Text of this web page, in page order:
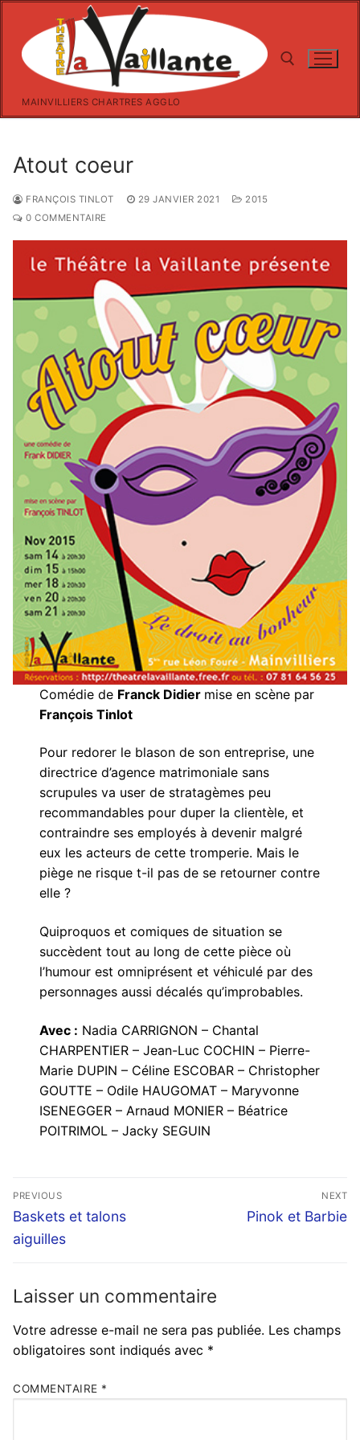
contenu
MAINVILLIERS CHARTRES AGGLO
Atout coeur
FRANÇOIS TINLOT 29 JANVIER 2021
2015
0 COMMENTAIRE
Comédie de Franck Didier mise en scène par
François Tinlot
Pour redorer le blason de son entreprise, une
directrice d’agence matrimoniale sans
scrupules va user de stratagèmes peu
recommandables pour duper la clientèle, et
contraindre ses employés à devenir malgré
eux les acteurs de cette tromperie. Mais le
piège ne risque t-il pas de se retourner contre
elle ?
Quiproquos et comiques de situation se
succèdent tout au long de cette pièce où
l’humour est omniprésent et véhiculé par des
personnages aussi décalés qu’improbables.
Avec : Nadia CARRIGNON – Chantal
CHARPENTIER – Jean-Luc COCHIN – Pierre-
Marie DUPIN – Céline ESCOBAR – Christopher
GOUTTE – Odile HAUGOMAT – Maryvonne
ISENEGGER – Arnaud MONIER – Béatrice
POITRIMOL – Jacky SEGUIN
Navigation
de
l’article
PREVIOUS
Previous
post:
Baskets et talons
aiguilles
NEXT
Next
Pinok et Barbie
Laisser un commentaire
Votre adresse e-mail ne sera pas publiée. Les champs
obligatoires sont indiqués avec *
COMMENTAIRE *